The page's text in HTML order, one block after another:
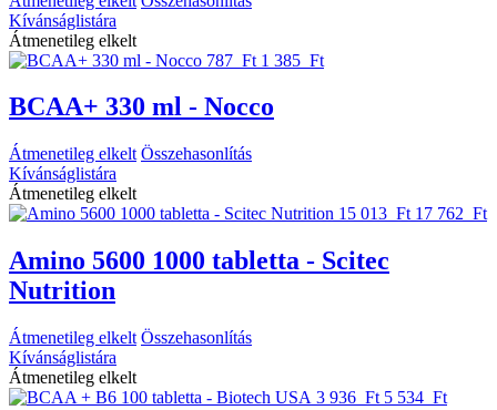
Kívánságlistára
Átmenetileg elkelt
787 Ft 1 385 Ft
BCAA+ 330 ml - Nocco
Átmenetileg elkelt Összehasonlítás
Kívánságlistára
Átmenetileg elkelt
15 013 Ft 17 762 Ft
Amino 5600 1000 tabletta - Scitec
Nutrition
Átmenetileg elkelt Összehasonlítás
Kívánságlistára
Átmenetileg elkelt
3 936 Ft 5 534 Ft